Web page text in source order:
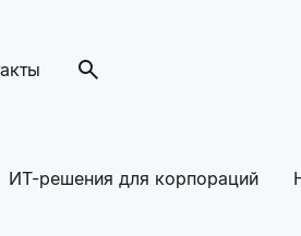
ИТ-решения для корпораций